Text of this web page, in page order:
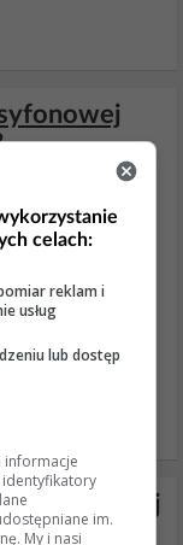
do
felgi, elementy
śrubową
chłodniczym w
200l ale ten to
butli helowej
celach:
reklam i
usług
lub dostęp
informacje
identyfikatory
im.
My i nasi